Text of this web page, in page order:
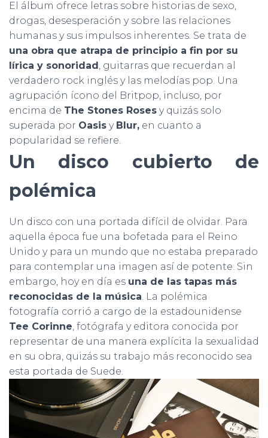
El álbum ofrece letras sobre historias de sexo,
drogas, desesperación y sobre las relaciones
humanas y sus impulsos inherentes. Se trata de
una obra que atrapa de principio a fin por su
lírica y sonoridad, guitarras que recuerdan al
verdadero rock inglés y las melodías pop. Una
agrupación ícono del Britpop, incluso, por
encima de The Stones Roses y quizás solo
superada por Oasis y Blur, en cuanto a
popularidad se refiere.
Un disco cubierto de
polémica
Un disco con una portada difícil de olvidar. Para
aquella época fue una bofetada para el Reino
Unido y para un mundo que no estaba preparado
para contemplar una imagen así de potente. Sin
embargo, hoy en día es una de las tapas más
reconocidas de la música. La polémica
fotografía corrió a cargo de la estadounidense
Tee Corinne, fotógrafa y editora conocida por
representar de una manera explícita la sexualidad
en su obra, quizás su trabajo más reconocido sea
esta portada de Suede.